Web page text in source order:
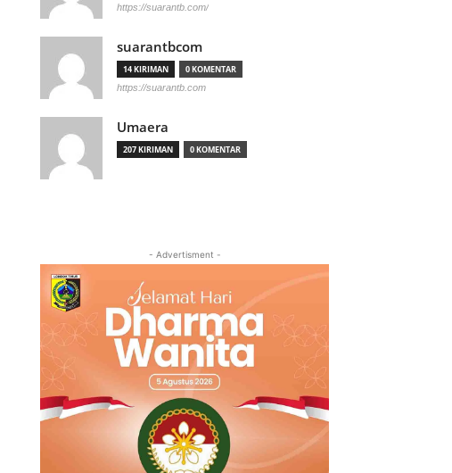
https://suarantb.com/
suarantbcom
14 KIRIMAN 0 KOMENTAR
https://suarantb.com
Umaera
207 KIRIMAN 0 KOMENTAR
- Advertisment -